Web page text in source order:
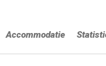
Accommodatie